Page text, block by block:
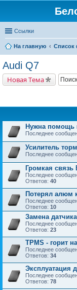
Ссылки
На главную Список
Audi Q7
Новая Тема
Нужна помощь
Последнее
Усилитель
Последнее
Громкая
Последнее
Ответов: 40
Потерял алюм
Последнее
Ответов: 10
Замена
Последнее
Ответов: 23
TPMS - горит
Последнее
Ответов: 34
Эксплуатация
Последнее
Ответов: 78